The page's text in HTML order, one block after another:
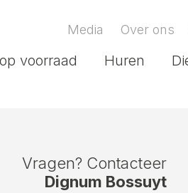
Media Over ons
voorraad Huren
Vragen? Contacteer
Dignum Bossuyt